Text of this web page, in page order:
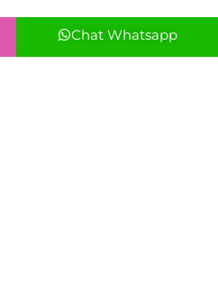
Chat Whatsapp